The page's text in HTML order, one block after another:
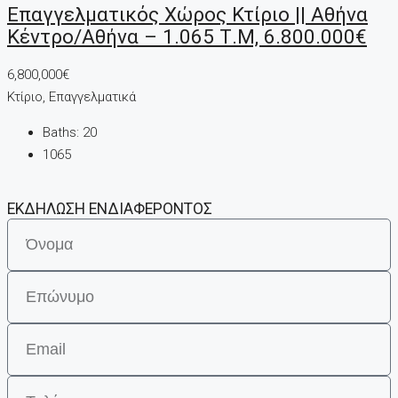
Επαγγελματικός Χώρος Κτίριο || Αθήνα
Κέντρο/Αθήνα – 1.065 Τ.μ, 6.800.000€
6,800,000€
Κτίριο, Επαγγελματικά
Baths: 20
1065
ΕΚΔΗΛΩΣΗ ΕΝΔΙΑΦΕΡΟΝΤΟΣ